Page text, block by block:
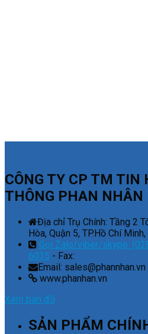
CÔNG TY CP TM TIN
THÔNG PHAN NHÂN
Địa chỉ Trụ Chính: Tầng 2
Hòa, Quận 5, TP.Hồ Chí
Gọi Zalo/viber/skype:
6035 - Fax:
Email: sales@phannhan.vn
www.phanhan.vn
Xem bản đồ
SẢN PHẨM